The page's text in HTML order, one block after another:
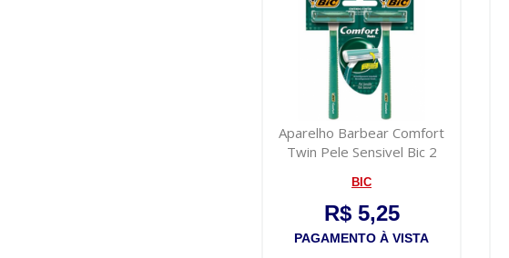
Aparelho Barbear Comfort
Twin Pele Sensivel Bic 2
BIC
R$ 5,25
PAGAMENTO À VISTA